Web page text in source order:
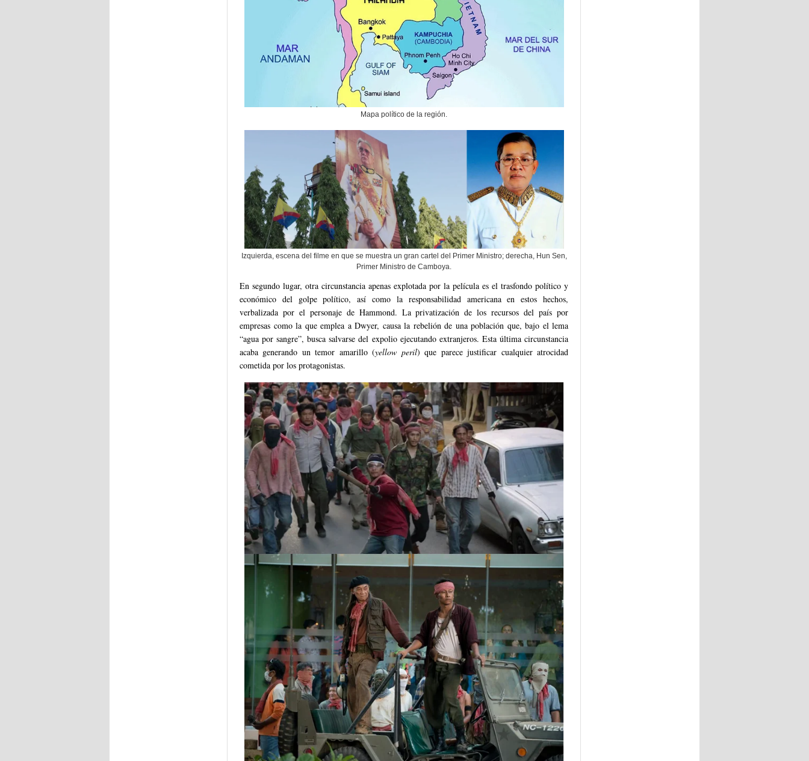
Mapa político de la región.
Izquierda, escena del filme en que se muestra un gran cartel del Primer Ministro; derecha, Hun Sen,
Primer Ministro de Camboya.
En segundo lugar, otra circunstancia apenas explotada por la película es el trasfondo político y
económico del golpe político, así como la responsabilidad americana en estos hechos,
verbalizada por el personaje de Hammond. La privatización de los recursos del país por
empresas como la que emplea a Dwyer, causa la rebelión de una población que, bajo el lema
“agua por sangre”, busca salvarse del expolio ejecutando extranjeros. Esta última circunstancia
acaba generando un temor amarillo (yellow peril) que parece justificar cualquier atrocidad
cometida por los protagonistas.